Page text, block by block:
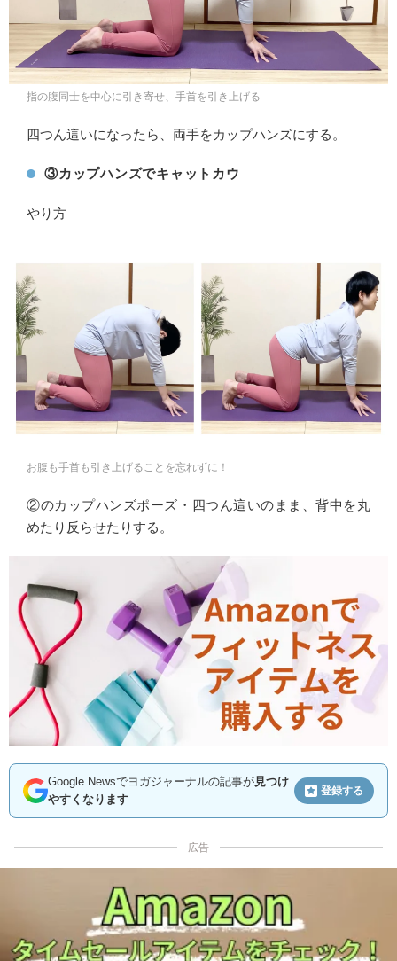
指の腹同士を中心に引き寄せ、手首を引き上げる
四つん這いになったら、両手をカップハンズにする。
③カップハンズでキャットカウ
やり方
お腹も手首も引き上げることを忘れずに！
②のカップハンズポーズ・四つん這いのまま、背中を丸
めたり反らせたりする。
Google Newsでヨガジャーナルの記事が見つけ
やすくなります
登録する
広告